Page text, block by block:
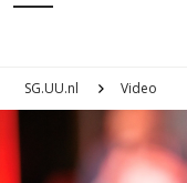
SG.UU.nl Video